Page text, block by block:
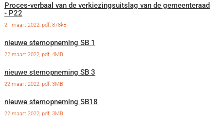
Proces-verbaal van de verkiezingsuitslag van de gemeenteraad
- P22
21 maart 2022, pdf, 878kB
nieuwe stemopneming SB 1
22 maart 2022, pdf, 4MB
nieuwe stemopneming SB 3
22 maart 2022, pdf, 3MB
nieuwe stemopneming SB18
22 maart 2022, pdf, 3MB